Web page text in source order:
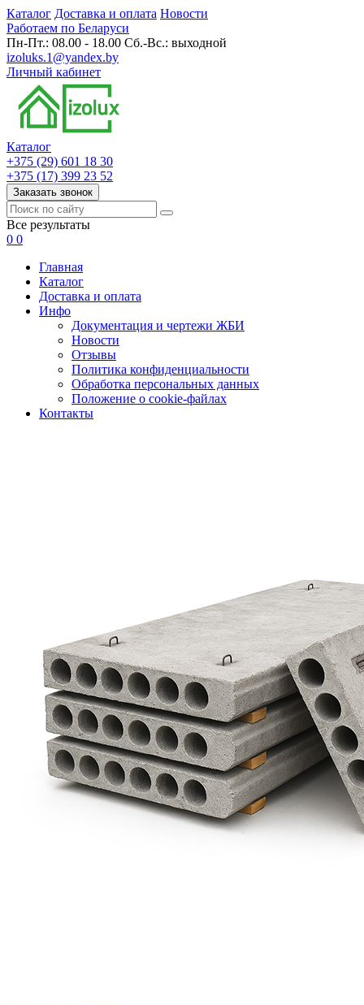
Каталог Доставка и оплата Новости
Работаем по Беларуси
Пн-Пт.: 08.00 - 18.00 Сб.-Вс.: выходной
izoluks.1@yandex.by
Личный кабинет
Каталог
+375 (29) 601 18 30
+375 (17) 399 23 52
Заказать звонок
Все результаты
0 0
Главная
Каталог
Доставка и оплата
Инфо
Документация и чертежи ЖБИ
Новости
Отзывы
Политика конфиденциальности
Обработка персональных данных
Положение о cookie-файлах
Контакты